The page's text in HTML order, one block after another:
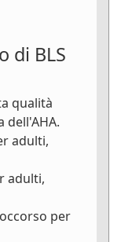
di BLS
qualità
dell'AHA.
adulti,
adulti,
per